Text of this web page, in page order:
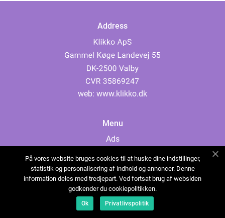
Address
web: www.klikko.dk
Menu
Ads
Cookies
Contact
Sitemap
På vores website bruges cookies til at huske dine indstillinger,
statistik og personalisering af indhold og annoncer. Denne
information deles med tredjepart. Ved fortsat brug af websiden
godkender du cookiepolitikken.
Ok Privatlivspolitik